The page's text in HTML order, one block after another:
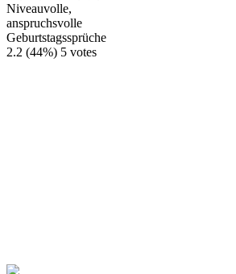
Niveauvolle,
anspruchsvolle
Geburtstagssprüche
2.2 (44%) 5 votes